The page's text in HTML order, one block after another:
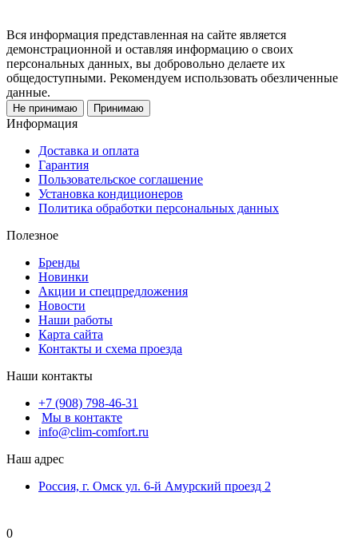
Вся информация представленная на сайте является
демонстрационной и оставляя информацию о своих
персональных данных, вы добровольно делаете их
общедоступными. Рекомендуем использовать обезличенные
данные.
Не принимаю Принимаю
Информация
Доставка и оплата
Гарантия
Пользовательское соглашение
Установка кондиционеров
Политика обработки персональных данных
Полезное
Бренды
Новинки
Акции и спецпредложения
Новости
Наши работы
Карта сайта
Контакты и схема проезда
Наши контакты
+7 (908) 798-46-31
Мы в контакте
info@clim-comfort.ru
Наш адрес
Россия, г. Омск ул. 6-й Амурский проезд 2
0